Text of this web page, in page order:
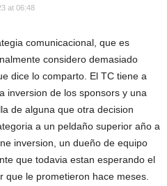
at 06:48
comunicacional, que es
considero demasiado
dice lo comparto. El TC tiene a
inversion de los sponsors y una
de alguna que otra decision
a un peldaño superior año a
inversion, un dueño de equipo
que todavia estan esperando el
que le prometieron hace meses.